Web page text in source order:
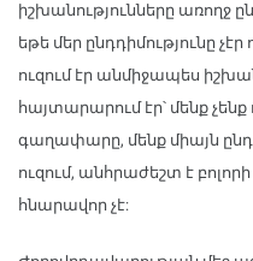
իշխանությունները առողջ
եթե մեր ընդդիմությունը չէր
ուզում էր անմիջապես
հայտարարում էր՝ մենք չենք
գաղափարը, մենք միայն
ուզում, անհրաժեշտ է
հնարավոր չէ: